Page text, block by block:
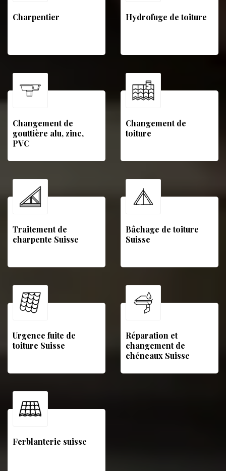
Charpentier Hydrofuge de toiture
Changement de
gouttière alu, zinc,
PVC
Changement de
toiture
Traitement de
charpente Suisse
Bâchage de toiture
Suisse
Urgence fuite de
toiture Suisse
Réparation et
changement de
chéneaux Suisse
Ferblanterie suisse